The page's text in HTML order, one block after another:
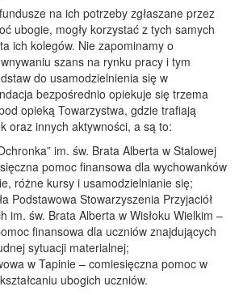
na ich potrzeby zgłaszane przez
ubogie, mogły korzystać z tych samych
ich kolegów. Nie zapominamy o
szans na rynku pracy i tym
do usamodzielnienia się w
bezpośrednio opiekuje się trzema
opieką Towarzystwa, gdzie trafiają
oraz innych aktywności, a są to:
im. św. Brata Alberta w Stalowej
pomoc finansowa dla wychowanków
różne kursy i usamodzielnianie się;
Podstawowa Stowarzyszenia Przyjaciół
im. św. Brata Alberta w Wisłoku Wielkim –
finansowa dla uczniów znajdujących
sytuacji materialnej;
w Tapinie – comiesięczna pomoc w
ubogich uczniów.